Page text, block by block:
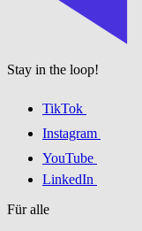
Stay in the loop!
TikTok
Instagram
YouTube
LinkedIn
Für alle